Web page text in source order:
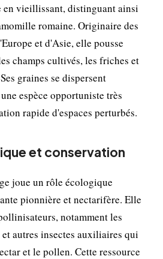
en vieillissant, distinguant ainsi
romaine. Originaire des
et d'Asie, elle pousse
champs cultivés, les friches et
graines se dispersent
espèce opportuniste très
rapide d'espaces perturbés.
et conservation
joue un rôle écologique
pionnière et nectarifère. Elle
notamment les
autres insectes auxiliaires qui
et le pollen. Cette ressource